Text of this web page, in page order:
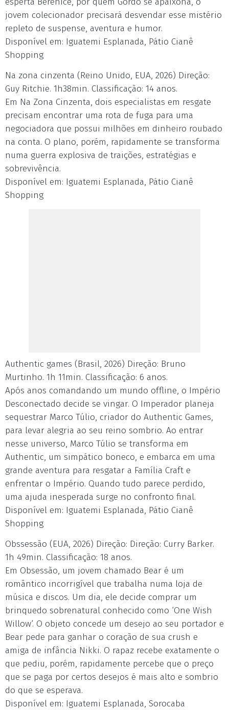
jovem colecionador precisará desvendar esse mistério
repleto de suspense, aventura e humor.
Disponível em: Iguatemi Esplanada, Pátio Cianê
Shopping
Na zona cinzenta (Reino Unido, EUA, 2026) Direção:
Guy Ritchie. 1h38min. Classificação: 14 anos.
Em Na Zona Cinzenta, dois especialistas em resgate
precisam encontrar uma rota de fuga para uma
negociadora que possui milhões em dinheiro roubado
na conta. O plano, porém, rapidamente se transforma
numa guerra explosiva de traições, estratégias e
sobrevivência.
Disponível em: Iguatemi Esplanada, Pátio Cianê
Shopping
Authentic games (Brasil, 2026) Direção: Bruno
Murtinho. 1h 11min. Classificação: 6 anos.
Após anos comandando um mundo offline, o Império
Desconectado decide se vingar. O Imperador planeja
sequestrar Marco Túlio, criador do Authentic Games,
para levar alegria ao seu reino sombrio. Ao entrar
nesse universo, Marco Túlio se transforma em
Authentic, um simpático boneco, e embarca em uma
grande aventura para resgatar a Família Craft e
enfrentar o Império. Quando tudo parece perdido,
uma ajuda inesperada surge no confronto final.
Disponível em: Iguatemi Esplanada, Pátio Cianê
Shopping
Obssessão (EUA, 2026) Direção: Direção: Curry Barker.
1h 49min. Classificação: 18 anos.
Em Obsessão, um jovem chamado Bear é um
romântico incorrigível que trabalha numa loja de
música e discos. Um dia, ele decide comprar um
brinquedo sobrenatural conhecido como ‘One Wish
Willow‘. O objeto concede um desejo ao seu portador e
Bear pede para ganhar o coração de sua crush e
amiga de infância Nikki. O rapaz recebe exatamente o
que pediu, porém, rapidamente percebe que o preço
que se paga por certos desejos é mais alto e sombrio
do que se esperava.
Disponível em: Iguatemi Esplanada, Sorocaba